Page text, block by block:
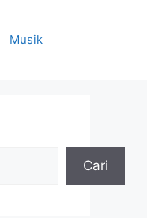
Musik
Cari